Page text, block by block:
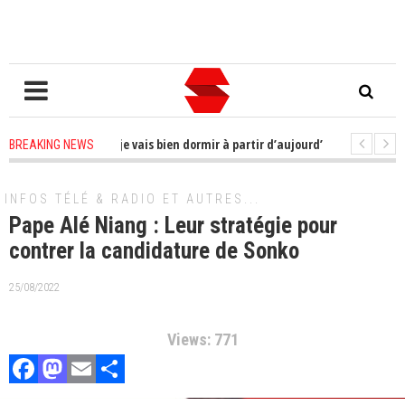
BREAKING NEWS
à me faire ; je vais bien dormir à partir d’aujourd’hui»
2 years
INFOS TÉLÉ & RADIO ET AUTRES...
Pape Alé Niang : Leur stratégie pour
contrer la candidature de Sonko
25/08/2022
Views: 771
Facebook
Mastodon
Email